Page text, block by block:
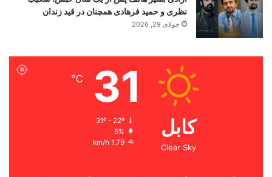
نظری و حمید فرهادی همچنان در قید زندان
جولای 29, 2026
کابل
Clear Sky
31
℃
31º - 22º
9%
1.79 km/h